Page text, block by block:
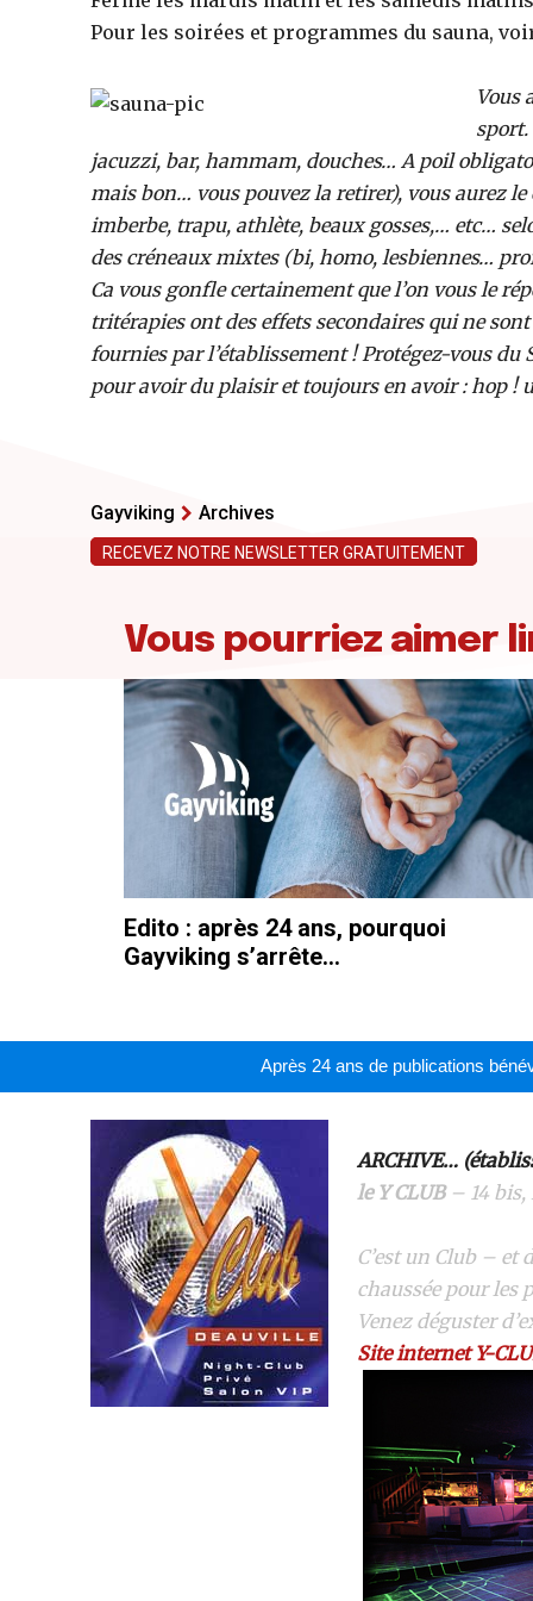
Pour les soirées et programmes du sauna,
Vous
sport.
jacuzzi, bar, hammam, douches… A poil
mais bon… vous pouvez la retirer), vous aurez
imberbe, trapu, athlète, beaux gosses,… etc…
des créneaux mixtes (bi, homo, lesbiennes…
Ca vous gonfle certainement que l’on vous le
tritérapies ont des effets secondaires qui ne
fournies par l’établissement ! Protégez-vous
pour avoir du plaisir et toujours en avoir : hop !
Gayviking Archives
RECEVEZ NOTRE NEWSLETTER GRATUITEMENT
Vous pourriez aimer
Edito : après 24 ans, pourquoi
Gayviking s’arrête…